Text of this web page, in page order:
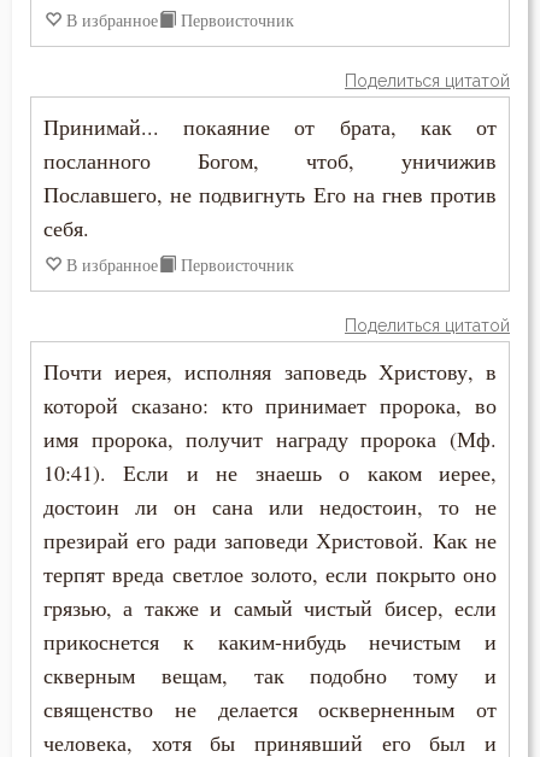
Слух
Смерть
Смирение
Смысл жизни
Снисхождение
Соблазн
Совершенство
Совесть
Созерцание
Сокрушение
Сомнение
В избранное Первоисточник
Поделиться цитатой
Принимай... покаяние от брата, как от
посланного Богом, чтоб, уничижив
Пославшего, не подвигнуть Его на гнев против
себя.
В избранное Первоисточник
Поделиться цитатой
Почти иерея, исполняя заповедь Христову, в
которой сказано: кто принимает пророка, во
имя пророка, получит награду пророка (Мф.
10:41). Если и не знаешь о каком иерее,
достоин ли он сана или недостоин, то не
презирай его ради заповеди Христовой. Как не
терпят вреда светлое золото, если покрыто оно
грязью, а также и самый чистый бисер, если
прикоснется к каким-нибудь нечистым и
скверным вещам, так подобно тому и
священство не делается оскверненным от
человека, хотя бы принявший его был и